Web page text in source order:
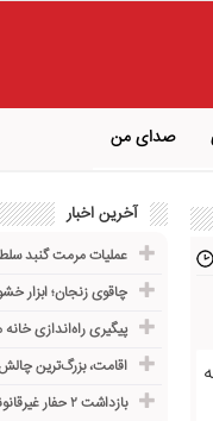
صدای من
آخرین اخبار
عملیات مرمت گنبد
چاقوی زنجان؛ ابزار
پیگیری راه‌اندازی
اقامت، بزرگ‌ترین
بازداشت ۲ حفار غیرقانونی در سایت سارمساقلو زنجان